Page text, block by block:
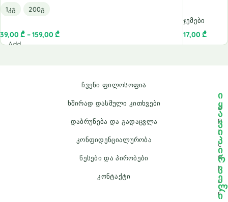
1კგ 200გ
39,00₾ – 159,00₾
Add
ჯემები
17,00₾
ჩვენი ფილოსოფია
ხშირად დასმული კითხვები
დაბრუნება და გადაცვლა
კონფიდენციალურობა
წესები და პირობები
კონტაქტი
e
p
i
c
a
l
o
r
ი
ყ
ა
ვ
ი
პ
ი
რ
ვ
ე
ლ
ი